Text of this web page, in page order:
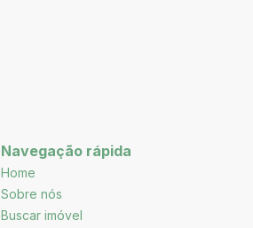
Navegação rápida
Home
Sobre nós
Buscar imóvel